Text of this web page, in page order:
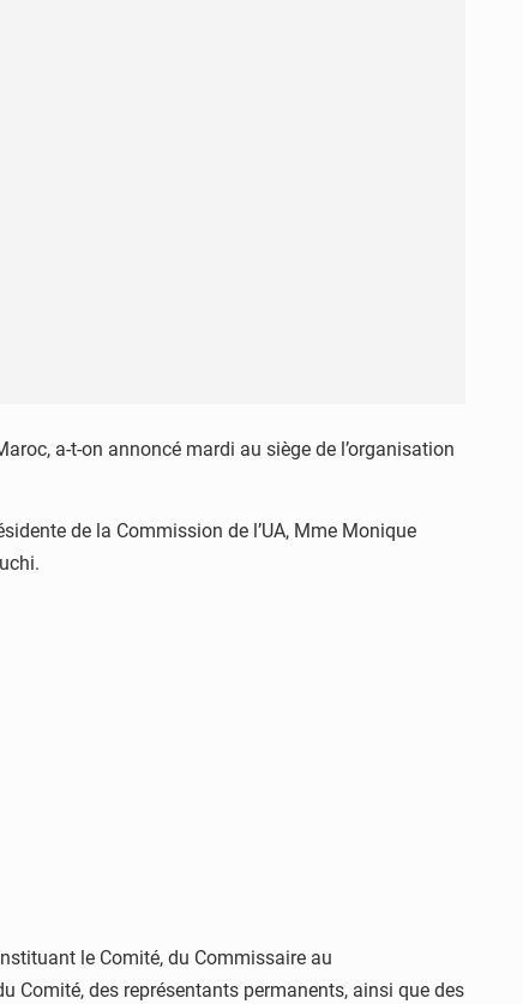
a-t-on annoncé mardi au siège de l’organisation
de la Commission de l’UA, Mme Monique
le Comité, du Commissaire au
Comité, des représentants permanents, ainsi que des